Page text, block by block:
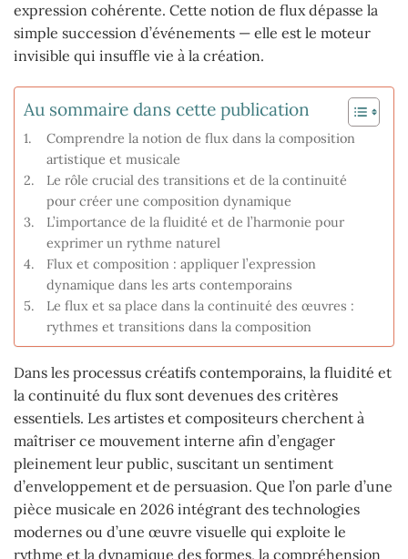
expression cohérente. Cette notion de flux dépasse la
simple succession d’événements — elle est le moteur
invisible qui insuffle vie à la création.
Au sommaire dans cette publication
Comprendre la notion de flux dans la composition
artistique et musicale
Le rôle crucial des transitions et de la continuité
pour créer une composition dynamique
L’importance de la fluidité et de l’harmonie pour
exprimer un rythme naturel
Flux et composition : appliquer l’expression
dynamique dans les arts contemporains
Le flux et sa place dans la continuité des œuvres :
rythmes et transitions dans la composition
Dans les processus créatifs contemporains, la fluidité et
la continuité du flux sont devenues des critères
essentiels. Les artistes et compositeurs cherchent à
maîtriser ce mouvement interne afin d’engager
pleinement leur public, suscitant un sentiment
d’enveloppement et de persuasion. Que l’on parle d’une
pièce musicale en 2026 intégrant des technologies
modernes ou d’une œuvre visuelle qui exploite le
rythme et la dynamique des formes, la compréhension